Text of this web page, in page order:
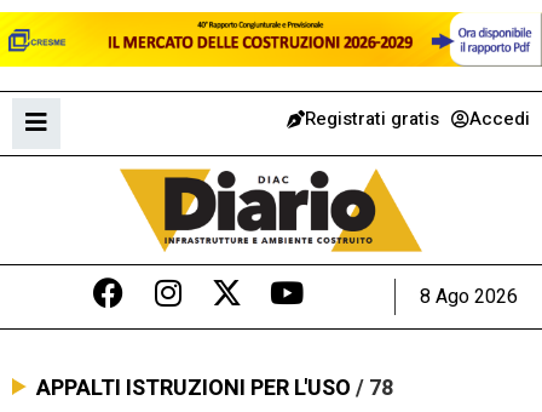
Registrati gratis Accedi
8 Ago 2026
APPALTI ISTRUZIONI PER L'USO/ 78